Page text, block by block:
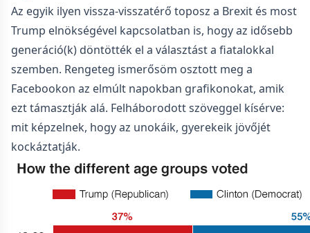
Az egyik ilyen vissza-visszatérő toposz a Brexit és most
Trump elnökségével kapcsolatban is, hogy az idősebb
generáció(k) döntötték el a választást a fiatalokkal
szemben. Rengeteg ismerősöm osztott meg a
Facebookon az elmúlt napokban grafikonokat, amik
ezt támasztják alá. Felháborodott szöveggel kísérve:
mit képzelnek, hogy az unokáik, gyerekeik jövőjét
kockáztatják.